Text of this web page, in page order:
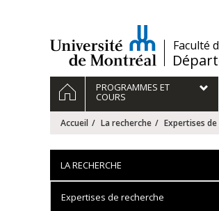
/Faculté
Navigation
principale
ACCUEILPROGRAMMES ET
COURS
Accueil La recherche Expertises
LA RECHERCHE
Expertises de recherche